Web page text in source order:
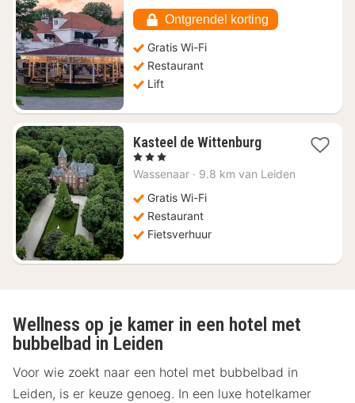
€
112,81
Ontgrendel korting
Gratis Wi-Fi
Restaurant
Lift
Kasteel de Wittenburg1
vanaf
, 3 Sterren
Wassenaar · 9.8 km van Leiden
Gratis Wi-Fi
Restaurant
Fietsverhuur
Wellness op je kamer in een hotel met
bubbelbad in Leiden
Voor wie zoekt naar een hotel met bubbelbad in
Leiden, is er keuze genoeg. In een luxe hotelkamer